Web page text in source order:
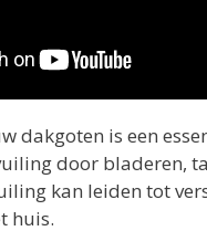
dakgoten is een
door bladeren,
kan leiden tot
huis.